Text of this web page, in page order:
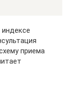
приема